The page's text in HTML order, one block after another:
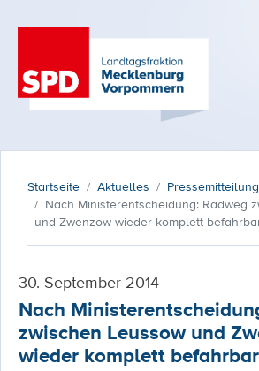
Startseite Aktuelles
Nach Ministerentscheidung: Radweg
und Zwenzow wieder komplett
30. September 2014
Nach
zwischen Leussow und
wieder komplett befahrbar